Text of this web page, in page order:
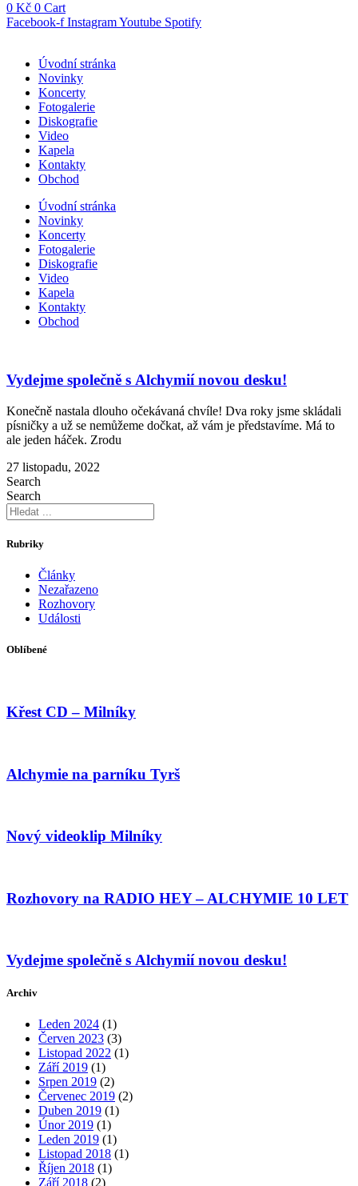
0 Kč 0 Cart
Facebook-f InstagramYoutube Spotify
Úvodní stránka
Novinky
Koncerty
Fotogalerie
Diskografie
Video
Kapela
Kontakty
Obchod
Úvodní stránka
Novinky
Koncerty
Fotogalerie
Diskografie
Video
Kapela
Kontakty
Obchod
Vydejme společně s Alchymií novou desku!
Konečně nastala dlouho očekávaná chvíle! Dva roky jsme skládali
písničky a už se nemůžeme dočkat, až vám je představíme. Má to
ale jeden háček. Zrodu
27 listopadu, 2022
Search
Search
Rubriky
Články
Nezařazeno
Rozhovory
Události
Oblíbené
Křest CD – Milníky
Alchymie na parníku Tyrš
Nový videoklip Milníky
Rozhovory na RADIO HEY – ALCHYMIE 10 LET
Vydejme společně s Alchymií novou desku!
Archiv
Leden 2024 (1)
Červen 2023 (3)
Listopad 2022 (1)
Září 2019 (1)
Srpen 2019 (2)
Červenec 2019 (2)
Duben 2019 (1)
Únor 2019 (1)
Leden 2019 (1)
Listopad 2018 (1)
Říjen 2018 (1)
Září 2018 (2)